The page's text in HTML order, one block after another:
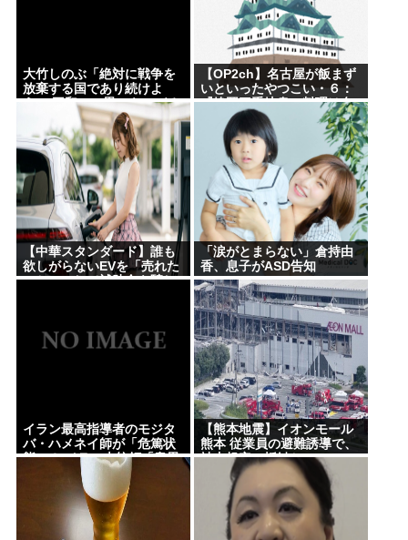
大竹しのぶ「絶対に戦争を
放棄する国であり続けよ
う」 平和への思いをつづる
広島に原爆が投下されてか
ら81年 #芸能 | 沖縄は中国
領土と主張されたら
【OP2ch】名古屋が飯まず
いといったやつこい・６：
『静岡三重岐阜の料理は名
古屋飯みたいなもんや
ろ？』：・：『名古屋の観
光地一覧』【名古屋以外】
【中華スタンダード】誰も
欲しがらないEVを「売れた
こと」にして補助金を騙し
「涙がとまらない」倉持由
香、息子がASD告知
イラン最高指導者のモジタ
バ・ハメネイ師が「危篤状
態」？ イラン大統領「意思
疎通はかなり難しい」
【熊本地震】イオンモール
熊本 従業員の避難誘導で、
社内規定に抵触か